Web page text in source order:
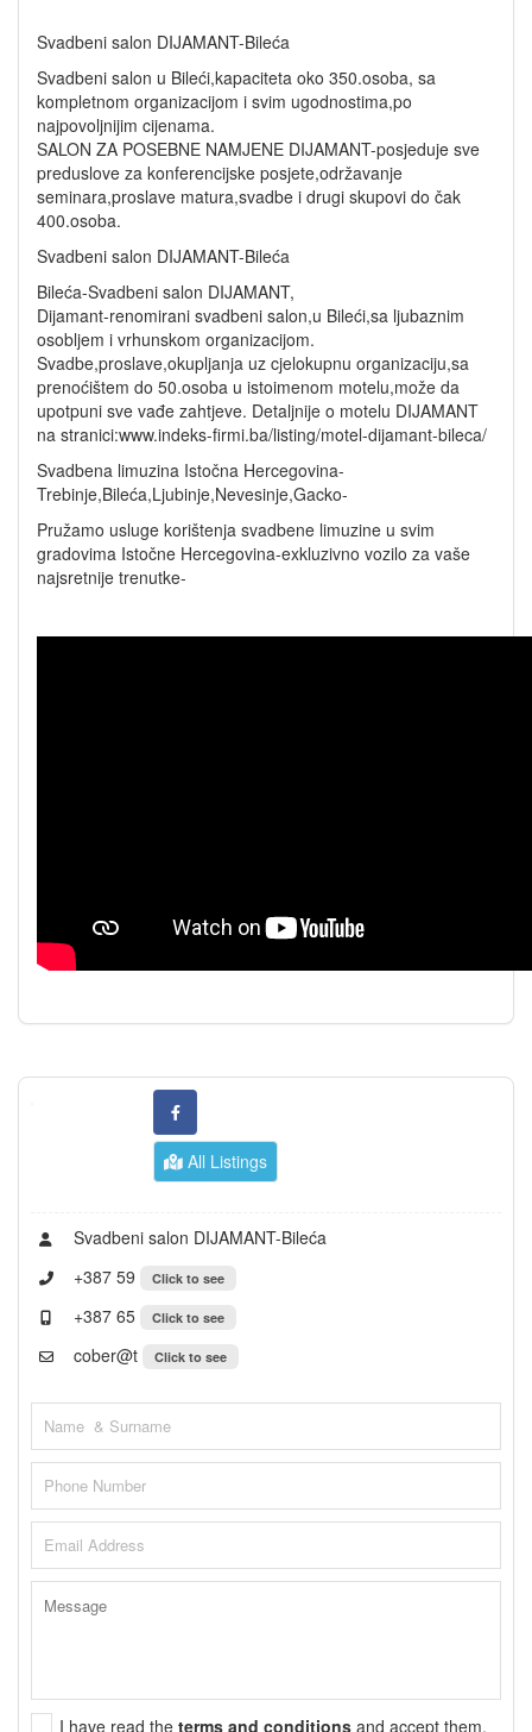
Svadbeni salon DIJAMANT-Bileća
Svadbeni salon u Bileći,kapaciteta oko 350.osoba, sa
kompletnom organizacijom i svim ugodnostima,po
najpovoljnijim cijenama.
SALON ZA POSEBNE NAMJENE DIJAMANT-posjeduje sve
preduslove za konferencijske posjete,održavanje
seminara,proslave matura,svadbe i drugi skupovi do čak
400.osoba.
Svadbeni salon DIJAMANT-Bileća
Bileća-Svadbeni salon DIJAMANT,
Dijamant-renomirani svadbeni salon,u Bileći,sa ljubaznim
osobljem i vrhunskom organizacijom.
Svadbe,proslave,okupljanja uz cjelokupnu organizaciju,sa
prenoćištem do 50.osoba u istoimenom motelu,može da
upotpuni sve vađe zahtjeve. Detaljnije o motelu DIJAMANT
na stranici:www.indeks-firmi.ba/listing/motel-dijamant-bileca/
Svadbena limuzina Istočna Hercegovina-
Trebinje,Bileća,Ljubinje,Nevesinje,Gacko-
Pružamo usluge korištenja svadbene limuzine u svim
gradovima Istočne Hercegovina-exkluzivno vozilo za vaše
najsretnije trenutke-
All Listings
Svadbeni salon DIJAMANT-Bileća
+387 59
Click to see
+387 65 Click to see
cober@t Click to see
I have read the terms and conditions and accept them.